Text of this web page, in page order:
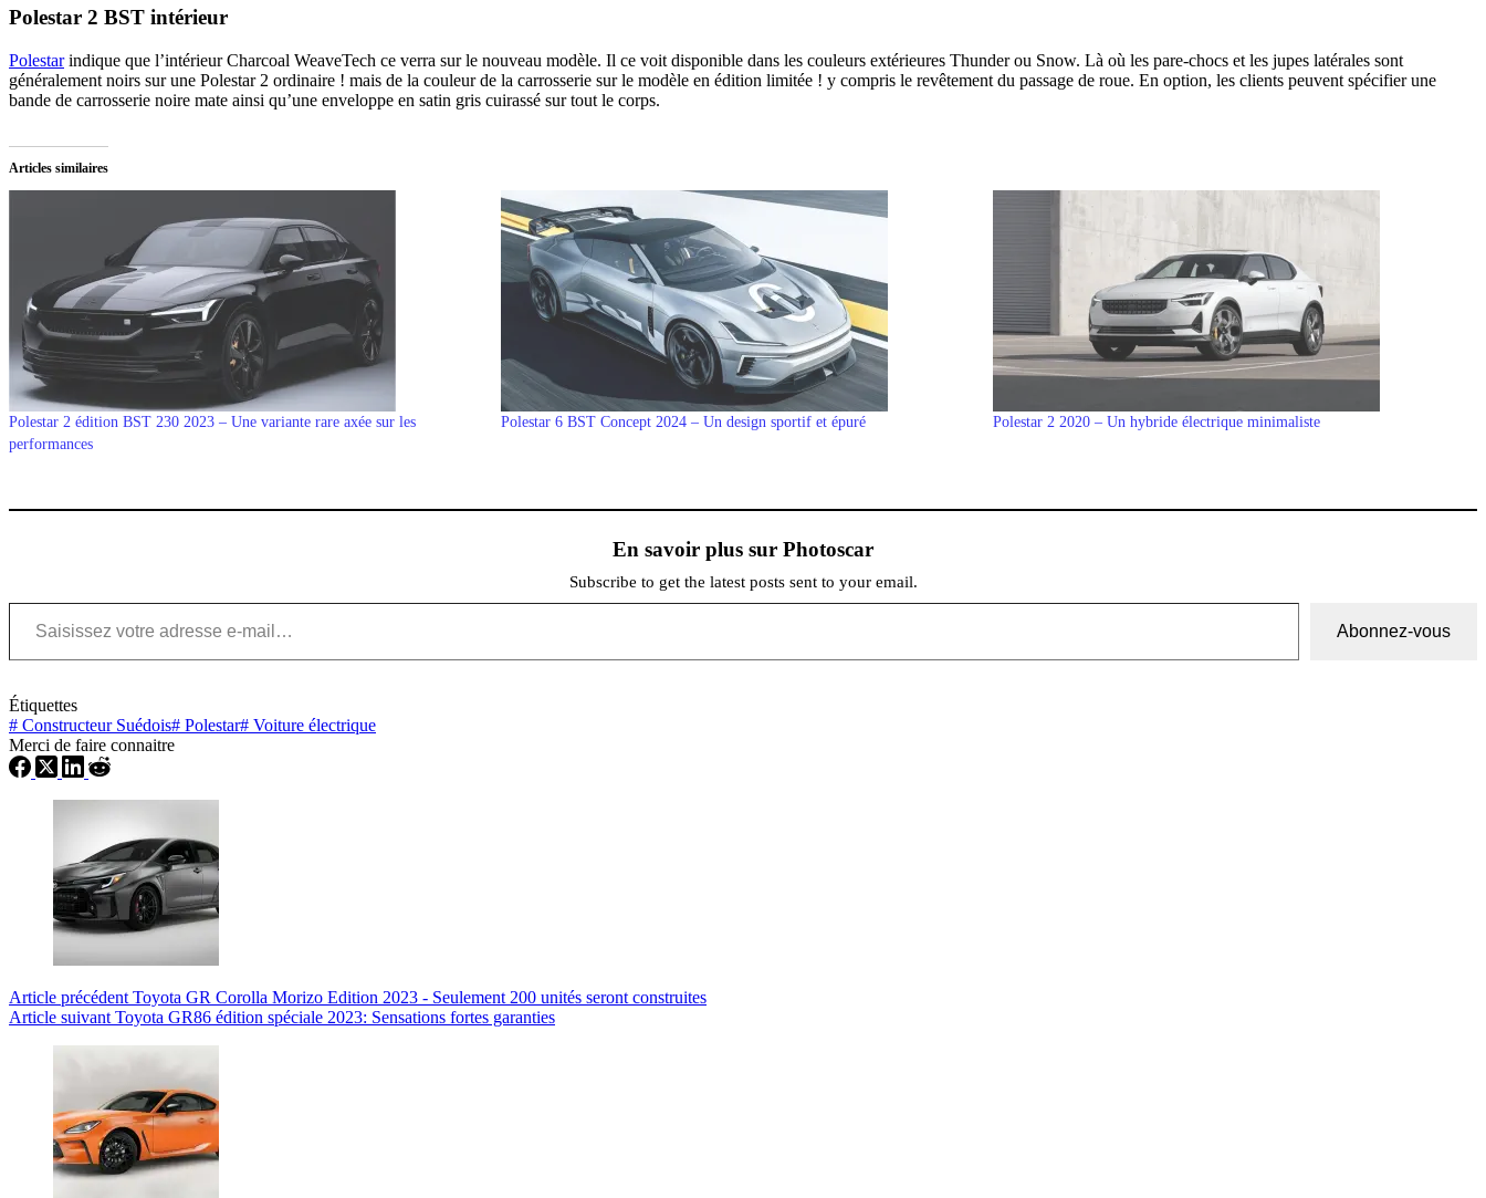
Polestar 2 BST intérieur
Polestarindique que l’intérieur Charcoal WeaveTech ce verra sur le nouveau modèle. Il ce voit disponible dans les couleurs extérieures Thunder ou Snow. Là où les pare-chocs et les jupes latérales sont
généralement noirs sur une Polestar 2 ordinaire ! mais de la couleur de la carrosserie sur le modèle en édition limitée ! y compris le revêtement du passage de roue. En option, les clients peuvent spécifier une
bande de carrosserie noire mate ainsi qu’une enveloppe en satin gris cuirassé sur tout le corps.
Articles similaires
Polestar 2 édition BST 230 2023 – Une variante rare axée sur les
performances
Polestar 6 BST Concept 2024 – Un design sportif et épuré Polestar 2 2020 – Un hybride électrique minimaliste
En savoir plus sur Photoscar
Subscribe to get the latest posts sent to your email.
Saisissez votre adresse e-mail…
Abonnez-vous
Étiquettes
# Constructeur Suédois# Polestar# Voiture électrique
Merci de faire connaitre
Article précédent Toyota GR Corolla Morizo Edition 2023 - Seulement 200 unités seront construites
Article suivant Toyota GR86 édition spéciale 2023: Sensations fortes garanties